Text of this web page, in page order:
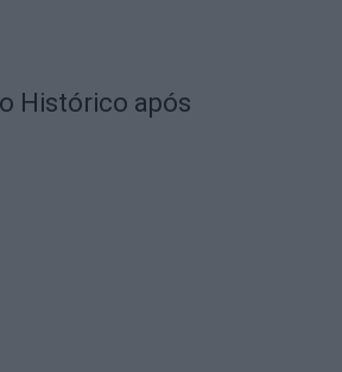
Histórico após